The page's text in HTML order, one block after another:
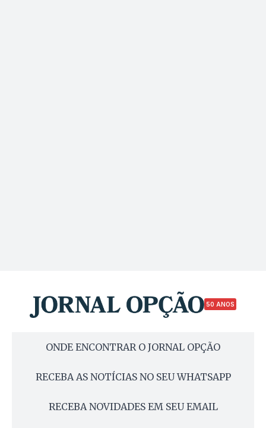
50 ANOS
ONDE ENCONTRAR O JORNAL OPÇÃO
RECEBA AS NOTÍCIAS NO SEU WHATSAPP
RECEBA NOVIDADES EM SEU EMAIL